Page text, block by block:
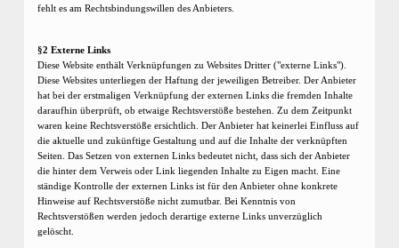
fehlt es am Rechtsbindungswillen des Anbieters.
§2 Externe Links
Diese Website enthält Verknüpfungen zu Websites Dritter ("externe Links").
Diese Websites unterliegen der Haftung der jeweiligen Betreiber. Der Anbieter
hat bei der erstmaligen Verknüpfung der externen Links die fremden Inhalte
daraufhin überprüft, ob etwaige Rechtsverstöße bestehen. Zu dem Zeitpunkt
waren keine Rechtsverstöße ersichtlich. Der Anbieter hat keinerlei Einfluss auf
die aktuelle und zukünftige Gestaltung und auf die Inhalte der verknüpften
Seiten. Das Setzen von externen Links bedeutet nicht, dass sich der Anbieter
die hinter dem Verweis oder Link liegenden Inhalte zu Eigen macht. Eine
ständige Kontrolle der externen Links ist für den Anbieter ohne konkrete
Hinweise auf Rechtsverstöße nicht zumutbar. Bei Kenntnis von
Rechtsverstößen werden jedoch derartige externe Links unverzüglich
gelöscht.